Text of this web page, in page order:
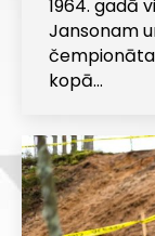
1964. gadā
Jansonam
kopā…